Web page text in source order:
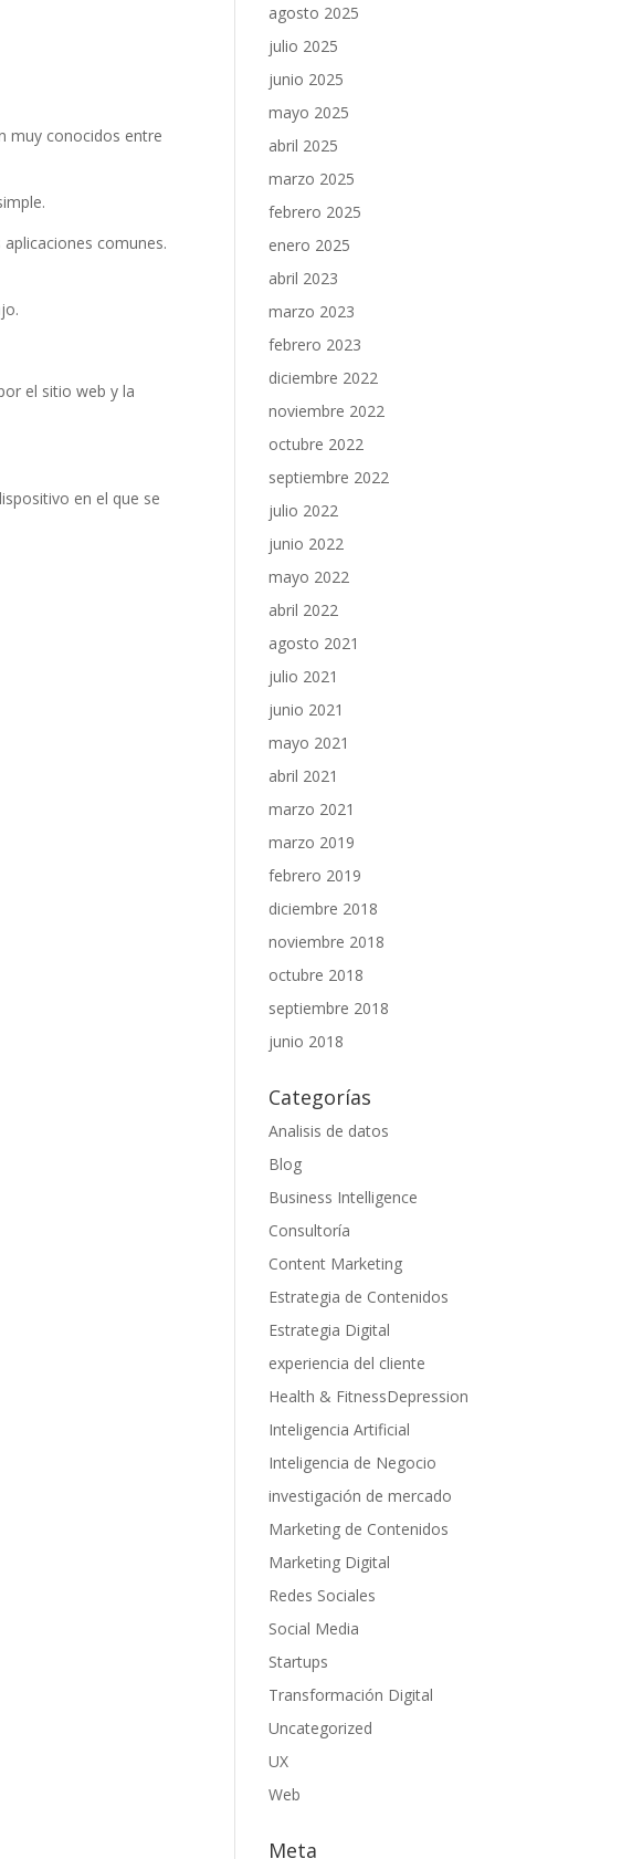
muy conocidos entre
comunes.
el sitio web y la
en el que se
agosto 2025
julio 2025
junio 2025
mayo 2025
abril 2025
marzo 2025
febrero 2025
enero 2025
abril 2023
marzo 2023
febrero 2023
diciembre 2022
noviembre 2022
octubre 2022
septiembre 2022
julio 2022
junio 2022
mayo 2022
abril 2022
agosto 2021
julio 2021
junio 2021
mayo 2021
abril 2021
marzo 2021
marzo 2019
febrero 2019
diciembre 2018
noviembre 2018
octubre 2018
septiembre 2018
junio 2018
Categorías
Analisis de datos
Blog
Business Intelligence
Consultoría
Content Marketing
Estrategia de Contenidos
Estrategia Digital
experiencia del cliente
Health & FitnessDepression
Inteligencia Artificial
Inteligencia de Negocio
investigación de mercado
Marketing de Contenidos
Marketing Digital
Redes Sociales
Social Media
Startups
Transformación Digital
Uncategorized
UX
Web
Meta